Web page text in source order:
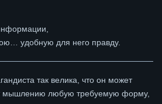
удобную для него правду.
так велика, что он может
мышлению любую требуемую форму,